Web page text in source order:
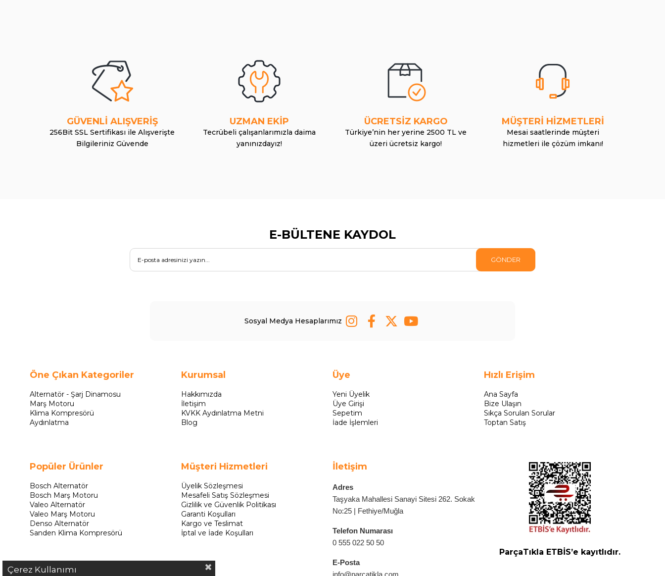
GÜVENLİ ALIŞVERİŞ
256Bit SSL Sertifikası ile Alışverişte
Bilgileriniz Güvende
UZMAN EKİP
Tecrübeli çalışanlarımızla daima
yanınızdayız!
ÜCRETSİZ KARGO
Türkiye’nin her yerine 2500 TL ve
üzeri ücretsiz kargo!
MÜŞTERİ HİZMETLERİ
Mesai saatlerinde müşteri
hizmetleri ile çözüm imkanı!
E-BÜLTENE KAYDOL
GÖNDER
Sosyal Medya Hesaplarımız
Öne Çıkan Kategoriler
Alternatör - Şarj Dinamosu
Marş Motoru
Klima Kompresörü
Aydınlatma
Popüler Ürünler
Bosch Alternatör
Bosch Marş Motoru
Valeo Alternatör
Valeo Marş Motoru
Denso Alternatör
Sanden Klima Kompresörü
Kurumsal
Hakkımızda
İletişim
KVKK Aydınlatma Metni
Blog
Müşteri Hizmetleri
Üyelik Sözleşmesi
Mesafeli Satış Sözleşmesi
Gizlilik ve Güvenlik Politikası
Garanti Koşulları
Kargo ve Teslimat
İptal ve İade Koşulları
Üye
Yeni Üyelik
Üye Girişi
Sepetim
İade İşlemleri
İletişim
Adres
Taşyaka Mahallesi Sanayi Sitesi 262. Sokak
No:25 | Fethiye/Muğla
Telefon Numarası
0 555 022 50 50
E-Posta
info@parcatikla.com
Hızlı Erişim
Ana Sayfa
Bize Ulaşın
Sıkça Sorulan Sorular
Toptan Satış
ParçaTıkla ETBİS’e kayıtlıdır.
Çerez Kullanımı